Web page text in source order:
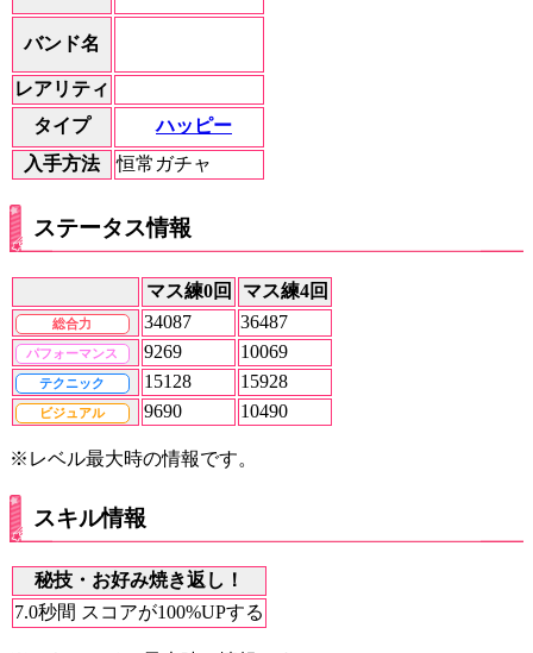
バンド名
レアリティ
タイプ
ハッピー
入手方法
恒常ガチャ
ステータス情報
マス練0回 マス練4回
総合力 34087 36487
パフォーマンス 9269 10069
テクニック 15128 15928
ビジュアル 9690 10490
※レベル最大時の情報です。
スキル情報
秘技・お好み焼き返し！
7.0秒間 スコアが100%UPする